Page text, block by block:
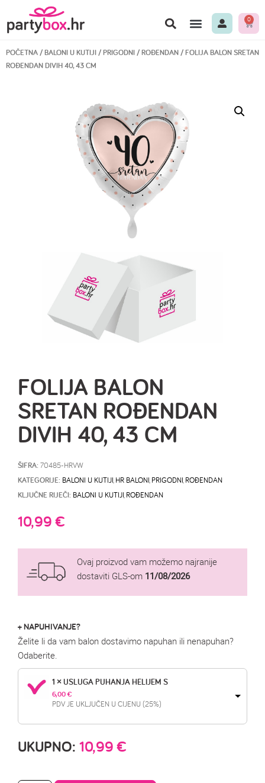
0
POČETNA/BALONI U KUTIJI/PRIGODNI/ROĐENDAN/ FOLIJA BALON SRETAN
ROĐENDAN DIVIH 40, 43 CM
FOLIJA BALON
SRETAN ROĐENDAN
DIVIH 40, 43 CM
ŠIFRA: 70485-HRVW
KATEGORIJE: BALONI U KUTIJI HR BALONI PRIGODNI ROĐENDAN
KLJUČNE RIJEČI: BALONI U KUTIJI ROĐENDAN
10,99€
Ovaj proizvod vam možemo najranije
dostaviti GLS-om 11/08/2026
+ NAPUHIVANJE?
Želite li da vam balon dostavimo napuhan ili nenapuhan?
Odaberite.
1 × USLUGA PUHANJA HELIJEM S
6,00 €
PDV JE UKLJUČEN U CIJENU (25%)
UKUPNO: 10,99€